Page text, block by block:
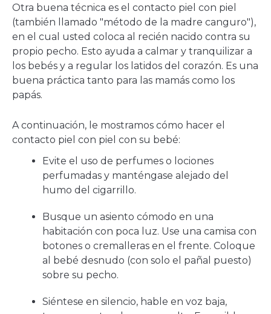
Otra buena técnica es el contacto piel con piel
(también llamado "método de la madre canguro"),
en el cual usted coloca al recién nacido contra su
propio pecho. Esto ayuda a calmar y tranquilizar a
los bebés y a regular los latidos del corazón. Es una
buena práctica tanto para las mamás como los
papás.
A continuación, le mostramos cómo hacer el
contacto piel con piel con su bebé:
Evite el uso de perfumes o lociones
perfumadas y manténgase alejado del
humo del cigarrillo.
Busque un asiento cómodo en una
habitación con poca luz. Use una camisa con
botones o cremalleras en el frente. Coloque
al bebé desnudo (con solo el pañal puesto)
sobre su pecho.
Siéntese en silencio, hable en voz baja,